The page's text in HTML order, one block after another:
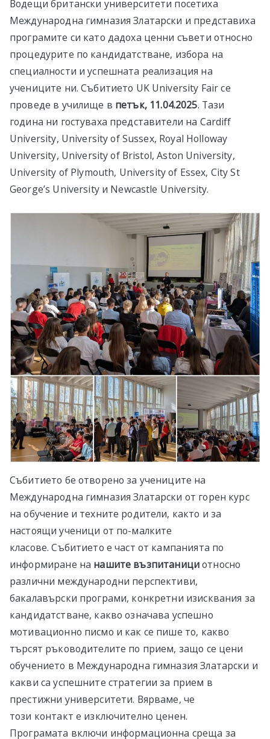
Водещи британски университети посетиха
Международна гимназия Златарски и представиха
програмите си като дадоха ценни съвети относно
процедурите по кандидатстване, избора на
специалности и успешната реализация на
учениците ни. Събитието UK University Fair се
проведе в училище в петък, 11.04.2025. Тази
година ни гостуваха представители на Cardiff
University, University of Sussex, Royal Holloway
University, University of Bristol, Aston University,
University of Plymouth, University of Essex, City St
George’s University и Newcastle University.
Събитието бе отворено за учениците на
Международна гимназия Златарски от горен курс
на обучение и техните родители, както и за
настоящи ученици от по-малките
класове. Събитието е част от кампанията по
информиране на нашите възпитанициотносно
различни международни перспективи,
бакалавърски програми, конкретни изисквания за
кандидатстване, какво означава успешно
мотивационно писмо и как се пише то, какво
търсят ръководителите по прием, защо се цени
обучението в Международна гимназия Златарски и
какви са успешните стратегии за прием в
престижни университети. Вярваме, че
този контакт е изключително ценен.
Програмата включи информационна среща за